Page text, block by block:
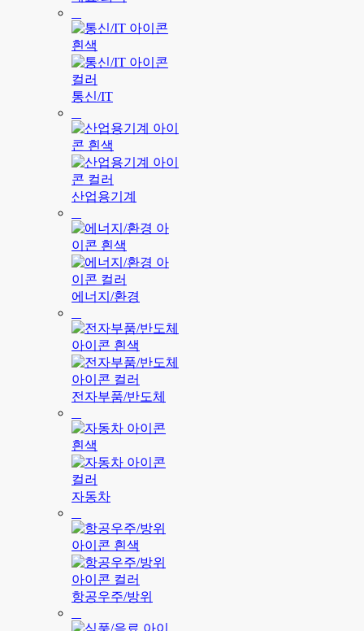
통신/IT
산업용기계
에너지/환경
전자부품/반도체
자동차
항공우주/방위